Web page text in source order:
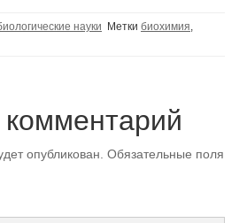
науки Метки биохимия,
опубликован. Обязательные поля